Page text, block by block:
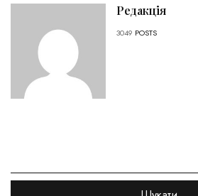
Редакція
3049 POSTS